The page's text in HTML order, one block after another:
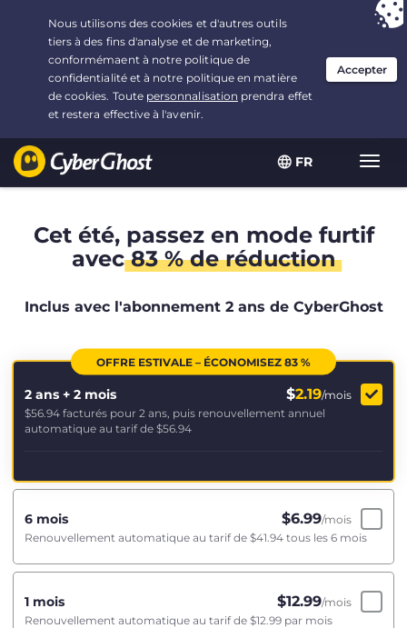
FR
Vous avez opté pour :L'offre la plus avantageuse
2.1666666666667 ans à $2.19/mois
Cet été, passez en mode furtif
avec83 % de réduction
Inclus avec l'abonnement 2 ans de CyberGhost
OFFRE ESTIVALE – ÉCONOMISEZ 83 %
2 ans + 2 mois $2.19/mois
$56.94 facturés pour 2 ans, puis renouvellement annuel
automatique au tarif de $56.94
6 mois $6.99/mois
Renouvellement automatique au tarif de $41.94 tous les 6 mois
1 mois $12.99/mois
Renouvellement automatique au tarif de $12.99 par mois